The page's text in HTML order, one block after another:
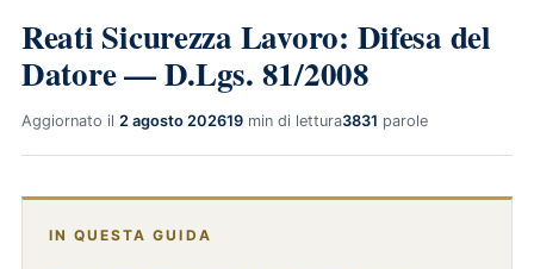
Reati Sicurezza Lavoro: Difesa del
Datore — D.Lgs. 81/2008
Aggiornato il 2 agosto 202619 min di lettura3831 parole
IN QUESTA GUIDA